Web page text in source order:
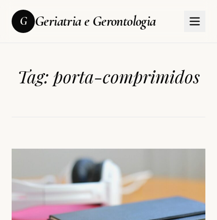
G Geriatria e Gerontologia
Tag: porta-comprimidos